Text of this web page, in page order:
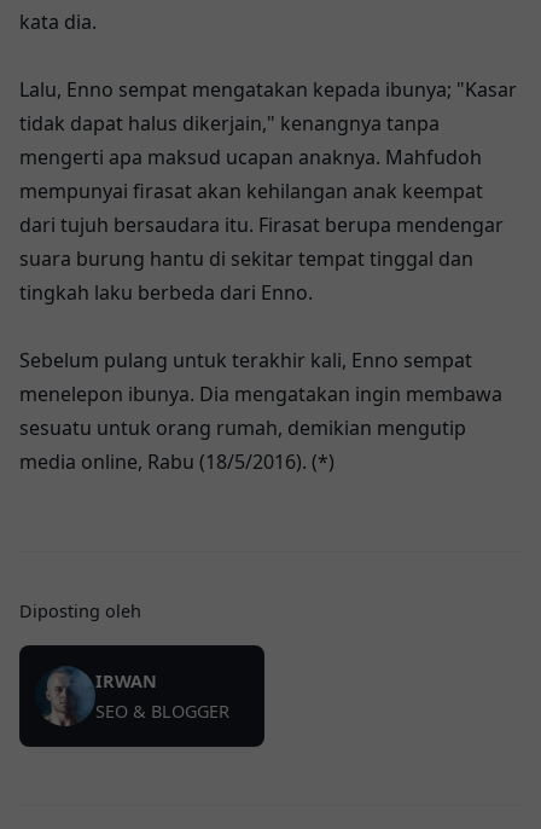
kata dia.
Lalu, Enno sempat mengatakan kepada ibunya; "Kasar
tidak dapat halus dikerjain," kenangnya tanpa
mengerti apa maksud ucapan anaknya. Mahfudoh
mempunyai firasat akan kehilangan anak keempat
dari tujuh bersaudara itu. Firasat berupa mendengar
suara burung hantu di sekitar tempat tinggal dan
tingkah laku berbeda dari Enno.
Sebelum pulang untuk terakhir kali, Enno sempat
menelepon ibunya. Dia mengatakan ingin membawa
sesuatu untuk orang rumah, demikian mengutip
media online, Rabu (18/5/2016). (*)
Diposting oleh
IRWAN
SEO & BLOGGER